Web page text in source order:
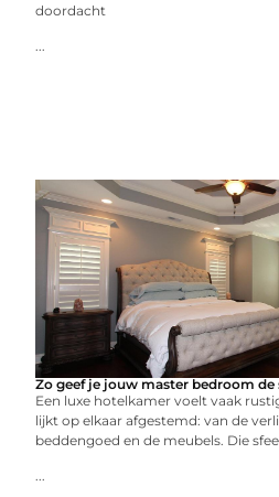
doordacht
...
Zo geef je jouw master bedroom de
Een luxe hotelkamer voelt vaak
lijkt op elkaar afgestemd: van de
beddengoed en de meubels. Die
...